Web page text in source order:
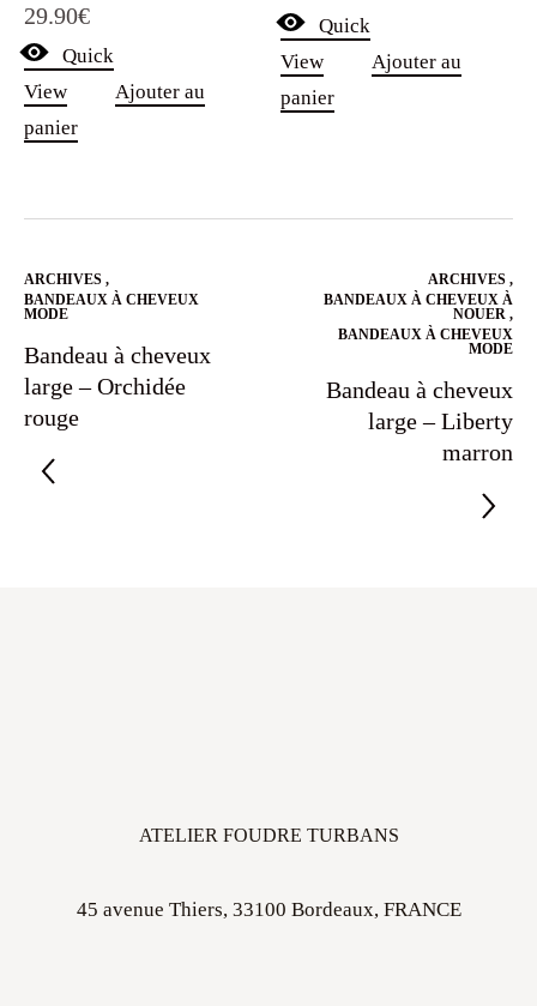
29.90€
Quick
View
Ajouter au
panier
Quick
View
Ajouter au
panier
ARCHIVES ,
BANDEAUX À CHEVEUX
MODE
Bandeau à cheveux
large – Orchidée
rouge
ARCHIVES ,
BANDEAUX À CHEVEUX À
NOUER ,
BANDEAUX À CHEVEUX
MODE
Bandeau à cheveux
large – Liberty
marron
ATELIER FOUDRE TURBANS
45 avenue Thiers, 33100 Bordeaux, FRANCE